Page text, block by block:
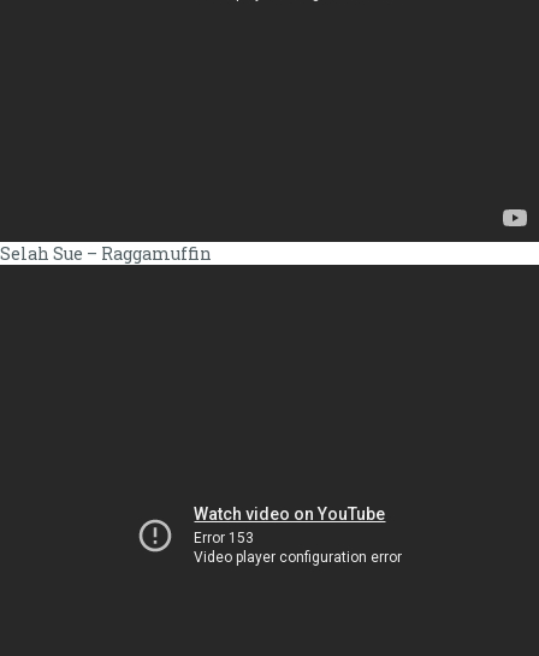
Selah Sue – Raggamuffin